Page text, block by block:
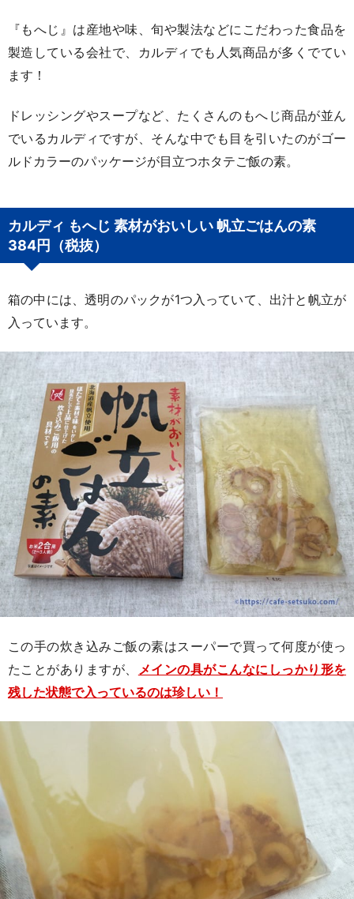
『もへじ』は産地や味、旬や製法などにこだわった食品を
製造している会社で、カルディでも人気商品が多くでてい
ます！
ドレッシングやスープなど、たくさんのもへじ商品が並ん
でいるカルディですが、そんな中でも目を引いたのがゴー
ルドカラーのパッケージが目立つホタテご飯の素。
カルディ もへじ 素材がおいしい 帆立ごはんの素
384円（税抜）
箱の中には、透明のパックが1つ入っていて、出汁と帆立が
入っています。
この手の炊き込みご飯の素はスーパーで買って何度が使っ
たことがありますが、
メインの具がこんなにしっかり形を
残した状態で入っているのは珍しい！